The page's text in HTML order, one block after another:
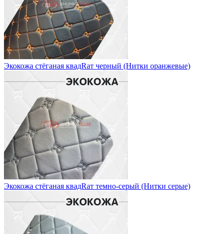
Экокожа стёганая квадRат черный (Нитки оранжевые)
Экокожа стёганая квадRат темно-серый (Нитки серые)